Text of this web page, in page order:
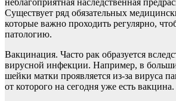
неблагоприятная наследственная
Существует ряд обязательных
которые важно проходить регулярно,
патологию.
Вакцинация. Часто рак образуется
вирусной инфекции. Например, в
шейки матки проявляется из-за вируса
от которого на сегодня уже есть вакцина.